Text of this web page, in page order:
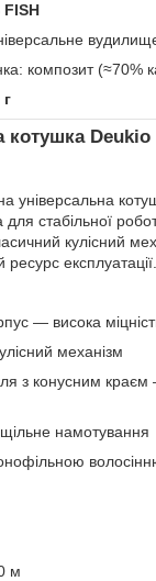
FISH
композит (≈70%
котушка Deukio
універсальна
стабільної
кулісний
ресурс експлуатації.
— висока міцність
механізм
з конусним краєм
щільне намотування
м